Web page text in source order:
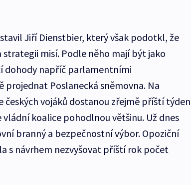
Jiří Dienstbier, který však podotkl, že
strategii misí. Podle něho mají být jako
dohody napříč parlamentními
projednat Poslanecká sněmovna. Na
českých vojáků dostanou zřejmě příští týden
vládní koalice pohodlnou většinu. Už dnes
branný a bezpečnostní výbor. Opoziční
s návrhem nezvyšovat příští rok počet